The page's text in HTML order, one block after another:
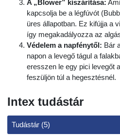
A „Blower” kiszárítása:
kapcsolja be a légfúvót
üres állapotban. Ez kifújja a
így megakadályozza az
Védelem a napfénytől: Bár
napon a levegő tágul a
eresszen le egy pici levegőt
feszüljön túl a hegesztésnél.
Intex tudástár
Tudástár (5)